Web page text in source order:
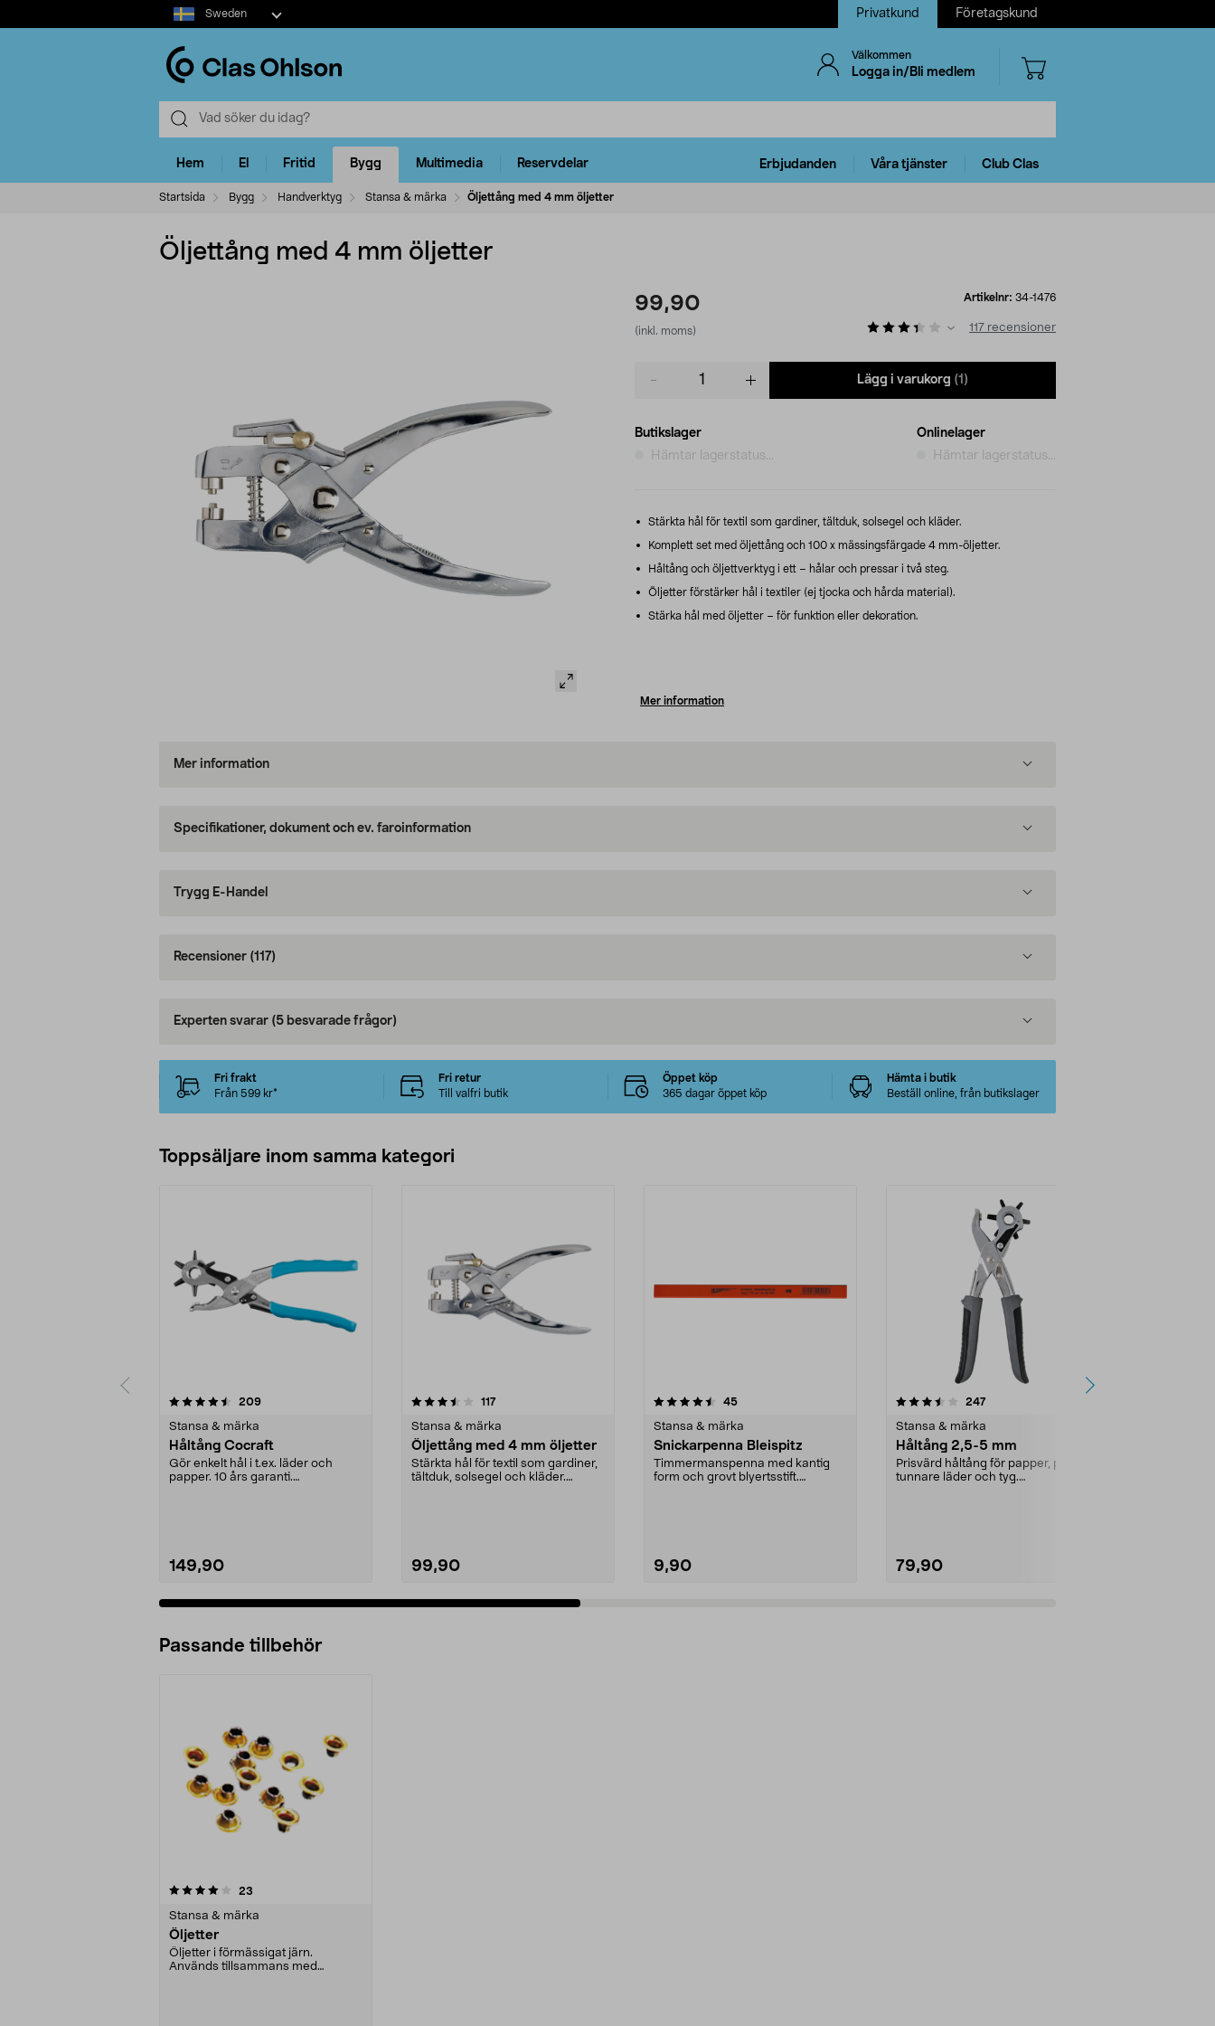
Select
market
Sweden Privatkund Företagskund
Välkommen
Logga in/Bli medlem
Hem El Fritid Bygg Multimedia Reservdelar Erbjudanden Våra tjänster Club Clas
Startsida Bygg Handverktyg Stansa & märka Öljettång med 4 mm öljetter
Öljettång med 4 mm öljetter
99,90
(inkl. moms)
Artikelnr: 34-1476
117 recensioner
Lägg i varukorg (1)
Butikslager
Hämtar lagerstatus...
Onlinelager
Hämtar lagerstatus...
Stärkta hål för textil som gardiner, tältduk, solsegel och kläder.
Komplett set med öljettång och 100 x mässingsfärgade 4 mm-öljetter.
Håltång och öljettverktyg i ett – hålar och pressar i två steg.
Öljetter förstärker hål i textiler (ej tjocka och hårda material).
Stärka hål med öljetter – för funktion eller dekoration.
Mer information
Mer information
Specifikationer, dokument och ev. faroinformation
Trygg E-Handel
Recensioner (117)
Experten svarar (5 besvarade frågor)
Fri frakt
Från 599 kr*
Fri retur
Till valfri butik
Öppet köp
365 dagar öppet köp
Hämta i butik
Beställ online, från butikslager
Toppsäljare inom samma kategori
209recensioner
Stansa & märka
Håltång Cocraft
Gör enkelt hål i t.ex. läder och
papper. 10 års garanti.
149,90
3.5 av 5 stjärnor 117recensioner
Stansa & märka
Öljettång med 4 mm öljetter
Stärkta hål för textil som gardiner,
tältduk, solsegel och kläder.
99,90
4.5 av 5 stjärnor 45recensioner
Stansa & märka
Snickarpenna Bleispitz
Timmermanspenna med kantig
form och grovt blyertsstift.
9,90
3.5 av 5 stjärnor 247recensioner
Stansa & märka
Håltång 2,5-5 mm
Prisvärd håltång för papper, plast,
tunnare läder och tyg.
79,90
4.0 av 5 stjärnor
Passande tillbehör
23
Stansa & märka
Öljetter
Öljetter i förmässigat järn.
Används tillsammans med